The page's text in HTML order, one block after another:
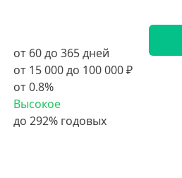
от 60 до 365 дней
от 15 000 до 100 000 ₽
от 0.8%
Высокое